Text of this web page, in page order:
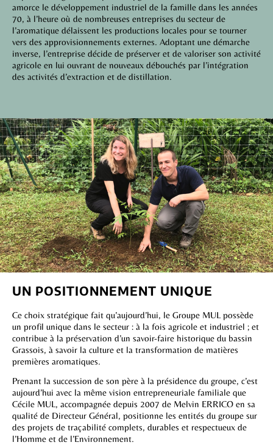
amorce le développement industriel de la famille dans les années
70, à l’heure où de nombreuses entreprises du secteur de
l’aromatique délaissent les productions locales pour se tourner
vers des approvisionnements externes. Adoptant une démarche
inverse, l’entreprise décide de préserver et de valoriser son activité
agricole en lui ouvrant de nouveaux débouchés par l’intégration
des activités d’extraction et de distillation.
UN POSITIONNEMENT UNIQUE
Ce choix stratégique fait qu’aujourd’hui, le Groupe MUL possède
un profil unique dans le secteur : à la fois agricole et industriel ; et
contribue à la préservation d’un savoir-faire historique du bassin
Grassois, à savoir la culture et la transformation de matières
premières aromatiques.
Prenant la succession de son père à la présidence du groupe, c’est
aujourd’hui avec la même vision entrepreneuriale familiale que
Cécile MUL, accompagnée depuis 2007 de Melvin ERRICO en sa
qualité de Directeur Général, positionne les entités du groupe sur
des projets de traçabilité complets, durables et respectueux de
l’Homme et de l’Environnement.